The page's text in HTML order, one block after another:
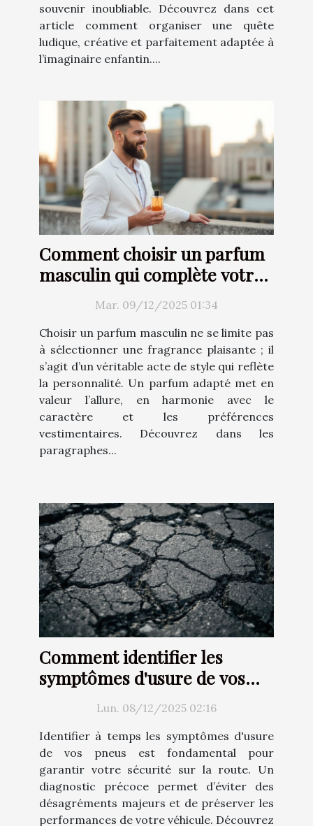
souvenir inoubliable. Découvrez dans cet
article comment organiser une quête
ludique, créative et parfaitement adaptée à
l’imaginaire enfantin....
Comment choisir un parfum
masculin qui complète votre
Mar. 09/12/2025 01:34
Choisir un parfum masculin ne se limite pas
à sélectionner une fragrance plaisante ; il
s’agit d’un véritable acte de style qui reflète
la personnalité. Un parfum adapté met en
valeur l’allure, en harmonie avec le
caractère et les préférences
vestimentaires. Découvrez dans les
paragraphes...
Comment identifier les
symptômes d'usure de vos
pneus ?Lun. 08/12/2025 02:16
Identifier à temps les symptômes d'usure
de vos pneus est fondamental pour
garantir votre sécurité sur la route. Un
diagnostic précoce permet d’éviter des
désagréments majeurs et de préserver les
performances de votre véhicule. Découvrez